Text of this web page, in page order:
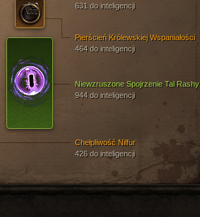
Chełpliwość Nilfur
426 do inteligencji
Niewzruszone Spojrzenie Tal Rashy
944 do inteligencji
631 do inteligencji
Pierścień Królewskiej Wspaniałości
464 do inteligencji